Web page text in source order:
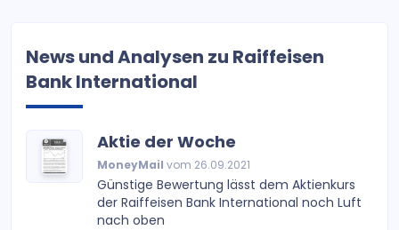
News und Analysen zu Raiffeisen
Bank International
Aktie der Woche
MoneyMail vom 26.09.2021
Günstige Bewertung lässt dem Aktienkurs
der Raiffeisen Bank International noch Luft
nach oben